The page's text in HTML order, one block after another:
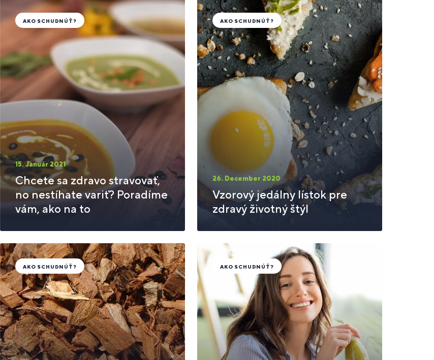
15. Január 2021
Chcete sa zdravo stravovať,
no nestíhate variť? Poradíme
vám, ako na to
AKO SCHUDNÚŤ?
26. December 2020
Vzorový jedálny lístok pre
zdravý životný štýl
AKO SCHUDNÚŤ?
AKO SCHUDNÚŤ? AKO SCHUDNÚŤ?